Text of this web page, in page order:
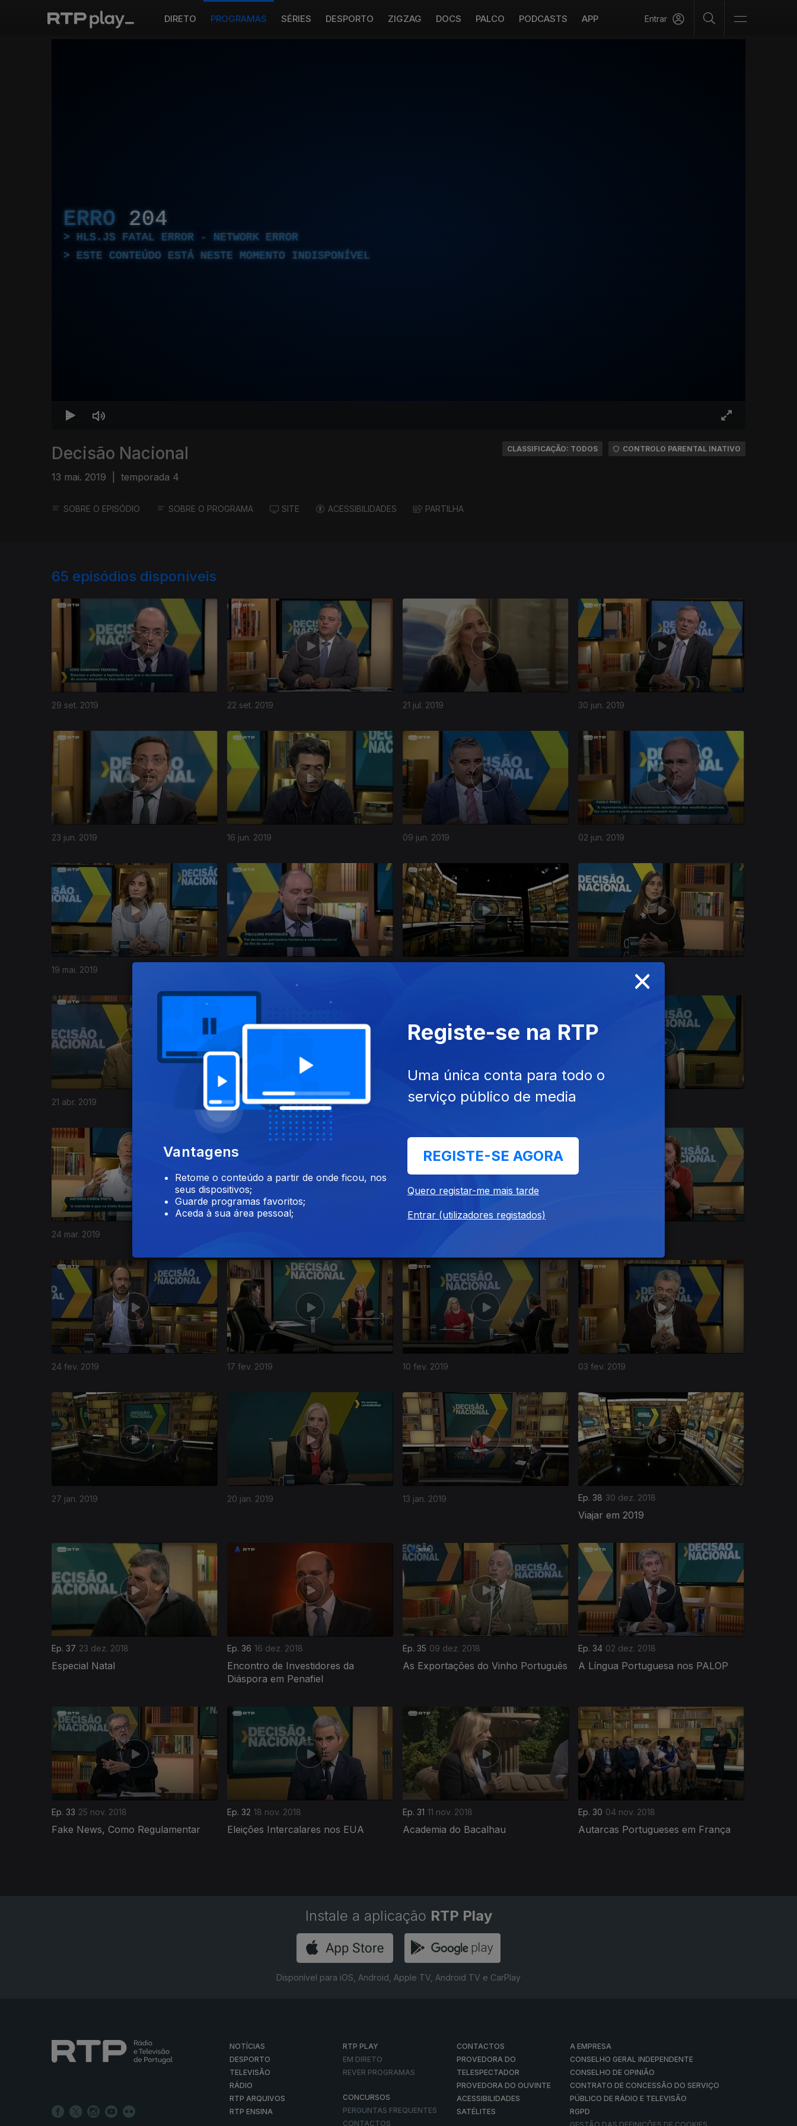
DIRETO PROGRAMAS SÉRIES DESPORTO ZIGZAG DOCS PALCO PODCASTS APP Entrar
ERRO 204
HLS.JS FATAL ERROR - NETWORK ERROR
ESTE CONTEÚDO ESTÁ NESTE MOMENTO INDISPONÍVEL
Decisão Nacional
13 mai. 2019 temporada 4
CLASSIFICAÇÃO: TODOS CONTROLO PARENTAL INATIVO
SOBRE O EPISÓDIO SOBRE O PROGRAMA SITE ACESSIBILIDADES PARTILHA
65 episódios disponíveis
29 set. 2019 22 set. 2019 21 jul. 2019 30 jun. 2019
23 jun. 2019 16 jun. 2019 09 jun. 2019 02 jun. 2019
19 mai. 2019
403660
21 abr. 2019 14 abr. 2019 07 abr. 2019
24 mar. 2019
24 fev. 2019 17 fev. 2019 10 fev. 2019 03 fev. 2019
387941
27 jan. 2019 20 jan. 2019 13 jan. 2019 Ep. 38 30 dez. 2018
Viajar em 2019
Ep. 37 23 dez. 2018
Especial Natal
Ep. 36 16 dez. 2018
Encontro de Investidores da
Diáspora em Penafiel
Ep. 35 09 dez. 2018
As Exportações do Vinho Português
Ep. 34 02 dez. 2018
A Língua Portuguesa nos PALOP
Ep. 33 25 nov. 2018
Fake News, Como Regulamentar
Ep. 32 18 nov. 2018
Eleições Intercalares nos EUA
Ep. 31 11 nov. 2018
Academia do Bacalhau
Ep. 30 04 nov. 2018
Autarcas Portugueses em França
372709
Instale a aplicação RTP Play
Disponível para iOS, Android, Apple TV, Android TV e CarPlay
NOTÍCIAS
DESPORTO
TELEVISÃO
RÁDIO
RTP ARQUIVOS
RTP ENSINA
RTP PLAY
EM DIRETO
REVER PROGRAMAS
CONCURSOS
PERGUNTAS FREQUENTES
CONTACTOS
CONTACTOS
PROVEDORA DO
TELESPECTADOR
PROVEDORA DO OUVINTE
ACESSIBILIDADES
SATÉLITES
A EMPRESA
CONSELHO GERAL INDEPENDENTE
CONSELHO DE OPINIÃO
CONTRATO DE CONCESSÃO DO SERVIÇO
PÚBLICO DE RÁDIO E TELEVISÃO
RGPD
×
Vantagens
Retome o conteúdo a partir de onde ficou, nos
seus dispositivos;
Guarde programas favoritos;
Aceda à sua área pessoal;
Registe-se na RTP
Uma única conta para todo o
serviço público de media
REGISTE-SE AGORA
Quero registar-me mais tarde
Entrar (utilizadores registados)